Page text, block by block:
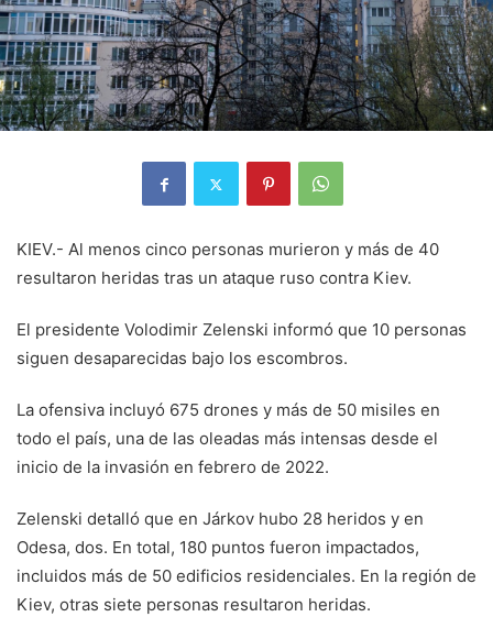
KIEV.- Al menos cinco personas murieron y más de 40
resultaron heridas tras un ataque ruso contra Kiev.
El presidente Volodimir Zelenski informó que 10 personas
siguen desaparecidas bajo los escombros.
La ofensiva incluyó 675 drones y más de 50 misiles en
todo el país, una de las oleadas más intensas desde el
inicio de la invasión en febrero de 2022.
Zelenski detalló que en Járkov hubo 28 heridos y en
Odesa, dos. En total, 180 puntos fueron impactados,
incluidos más de 50 edificios residenciales. En la región de
Kiev, otras siete personas resultaron heridas.